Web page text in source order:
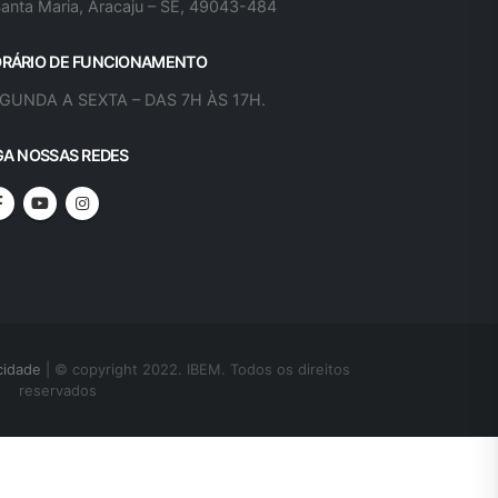
Maria, Aracaju – SE, 49043-484
DE FUNCIONAMENTO
A SEXTA – DAS 7H ÀS 17H.
NOSSAS REDES
| © copyright 2022. IBEM. Todos os direitos
reservados